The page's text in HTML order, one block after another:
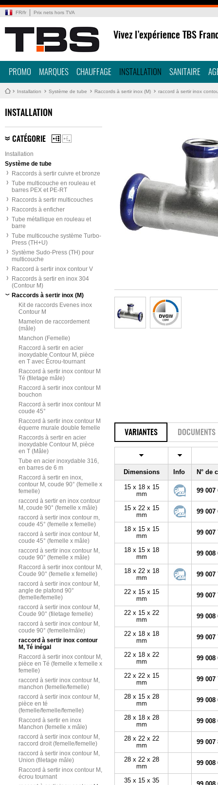
FR/fr Prix nets hors TVA
Vivez l’expérience TBS
PROMO MARQUES CHAUFFAGE INSTALLATION SANITAIRE
Installation Système de tube Raccords à sertir inox (M) raccord à sertir inox
INSTALLATION
CATÉGORIE
Installation
Système de tube
Raccords à sertir cuivre et bronze
Tube multicouche en rouleau et
barres PEX et PE-RT
Raccords à sertir multicouches
Raccords à enficher
Tube métallique en rouleau et
barre
Tube multicouche système Turbo-
Press (TH+U)
Système Sudo-Press (TH) pour
multicouche
Raccord à sertir inox contour V
Raccords à sertir en inox 304
(Contour M)
Raccords à sertir inox (M)
Kit de raccords Evenes inox
Contour M
Mamelon de raccordement
(mâle)
Manchon (Femelle)
Raccord à sertir en acier
inoxydable Contour M, pièce
en T avec Écrou-tournant
Raccord à sertir inox contour M
Té (filetage mâle)
Raccord à sertir inox contour M
bouchon
Raccord à sertir inox contour M
coude 45°
Raccord à sertir inox contour M
équerre murale double femelle
Raccords à sertir en acier
inoxydable Contour M, pièce
en T (Mâle)
Tube en acier inoxydable 316,
en barres de 6 m
Raccord à sertir en inox,
contour M, coude 90° (femelle x
femelle)
raccord à sertir en inox contour
M, coude 90° (femelle x mâle)
raccord à sertir inox contour m,
coude 45° (femelle x femelle)
raccord à sertir inox contour M,
coude 45° (femelle x mâle)
raccord à sertir inox contour M,
coude 90° (femelle x mâle)
Raccord à sertir inox contour M,
Coude 90° (femelle x femelle)
raccord à sertir inox contour M,
angle de plafond 90°
(femelle/femelle)
raccord à sertir inox contour M,
Coude 90° (filetage femelle)
raccord à sertir inox contour M,
coude 90° (femelle/mâle)
raccord à sertir inox contour
M, Té inégal
Raccord à sertir inox contour M,
pièce en Té (femelle x femelle x
femelle)
raccord à sertir inox contour M,
manchon (femelle/femelle)
raccord à sertir inox contour M,
pièce en té
(femelle/femelle/femelle)
Raccord à sertir en inox
Manchon (femelle x mâle)
raccord à sertir inox contour M,
raccord droit (femelle/femelle)
raccord à sertir inox contour M,
Union (filetage mâle)
Raccord à sertir inox contour M,
écrou tournant
VARIANTES DOCUMENTS
Dimensions Info N° de
15 x 18 x 15
mm
99 007
15 x 22 x 15
mm
99 007
18 x 15 x 15
mm
99 007
18 x 15 x 18
mm
99 008
18 x 22 x 18
mm
99 007
22 x 15 x 15
mm
99 007
22 x 15 x 22
mm
99 008
22 x 18 x 18
mm
99 007
22 x 18 x 22
mm
99 008
22 x 22 x 15
mm
99 007
28 x 15 x 28
mm
99 008
28 x 18 x 28
mm
99 008
28 x 22 x 22
mm
99 007
28 x 22 x 28
mm
99 008
35 x 15 x 35